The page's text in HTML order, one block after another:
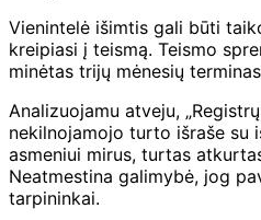
Vienintelė išimtis gali būti
kreipiasi į teismą. Teismo
minėtas trijų mėnesių
Analizuojamu atveju,
nekilnojamojo turto išraše su
asmeniui mirus, turtas
Neatmestina galimybė, jog
tarpininkai.